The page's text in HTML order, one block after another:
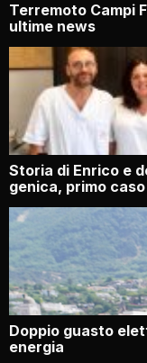
Terremoto Campi
ultime news
Storia di Enrico e
genica, primo
Doppio guasto
energia